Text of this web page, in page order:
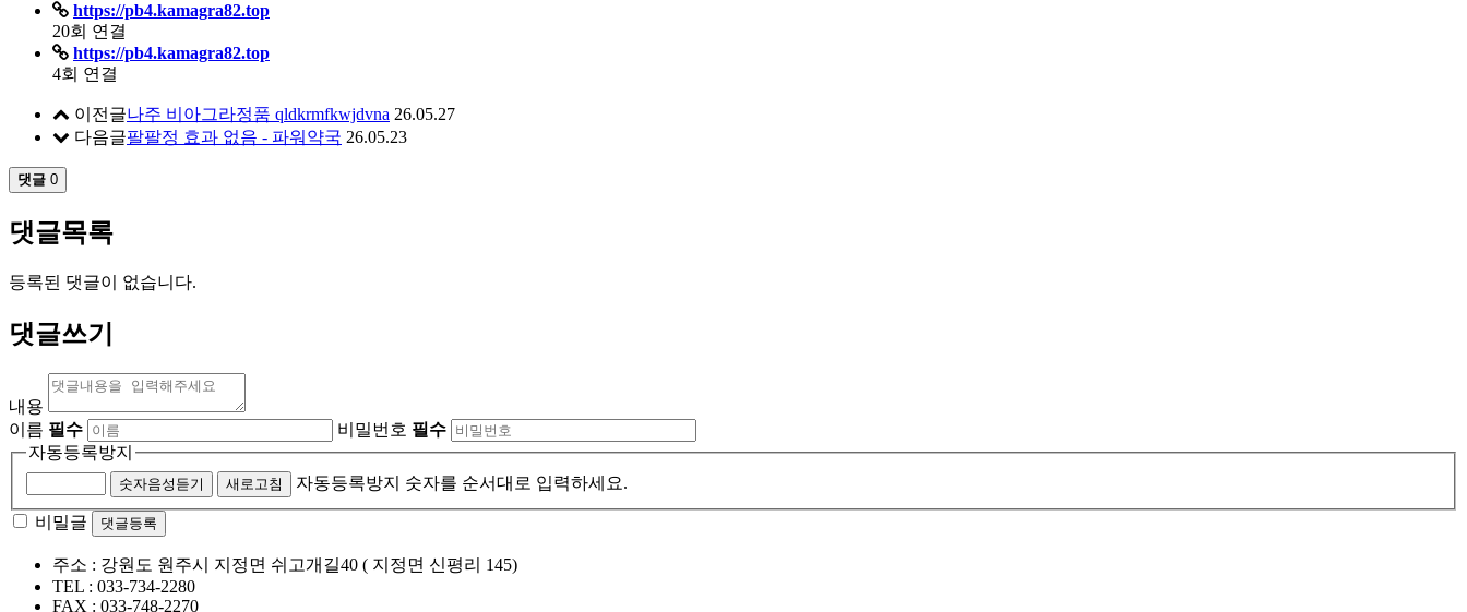
https://pb4.kamagra82.top
20회 연결
https://pb4.kamagra82.top
4회 연결
이전글나주 비아그라정품 qldkrmfkwjdvna 26.05.27
다음글팔팔정 효과 없음 - 파워약국 26.05.23
댓글 0
댓글목록
등록된 댓글이 없습니다.
댓글쓰기
내용
이름 필수 비밀번호 필수
자동등록방지
숫자음성듣기 새로고침 자동등록방지 숫자를 순서대로 입력하세요.
비밀글 댓글등록
주소 : 강원도 원주시 지정면 쉬고개길40 ( 지정면 신평리 145)
TEL : 033-734-2280
FAX : 033-748-2270